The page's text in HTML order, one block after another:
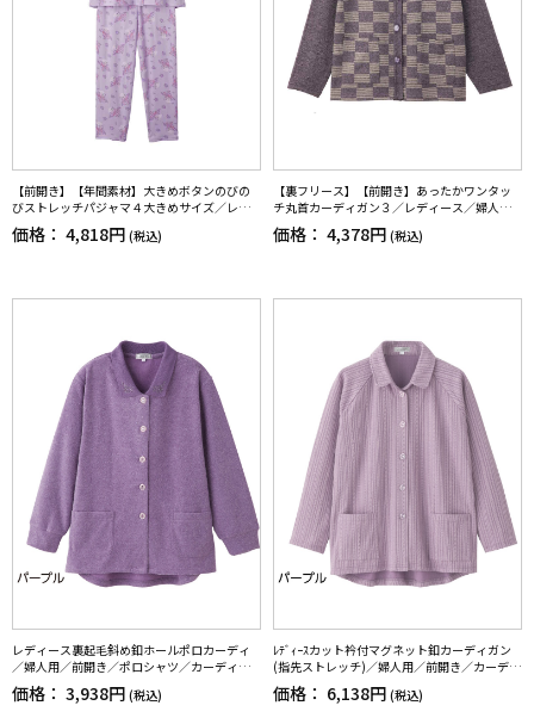
【前開き】【年間素材】大きめボタンのびの
びストレッチパジャマ４大きめサイズ／レデ
ィース／婦人用／高齢者／シニア／後ろ長め
／名前記入欄付／ななめボタンホール／プレ
価格： 4,818円 (税込)
【裏フリース】【前開き】あったかワンタッ
チ丸首カーディガン３／レディース／婦人用
／高齢者／シニア／おしゃれ／名前記入欄付
き／ゆったり／ギフト／プレゼント【CF】
価格： 4,378円 (税込)
レディース裏起毛斜め釦ホールポロカーディ
／婦人用／前開き／ポロシャツ／カーディガ
ン【CF】
価格： 3,938円 (税込)
ﾚﾃﾞｨｰｽカット衿付マグネット釦カーディガン
(指先ストレッチ)／婦人用／前開き／カーディ
ガン【CF】
価格： 6,138円 (税込)